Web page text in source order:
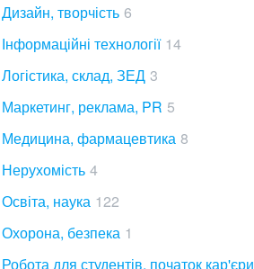
Дизайн, творчість 6
Інформаційні технології 14
Логістика, склад, ЗЕД 3
Маркетинг, реклама, PR 5
Медицина, фармацевтика 8
Нерухомість 4
Освіта, наука 122
Охорона, безпека 1
Робота для студентів, початок кар'єри